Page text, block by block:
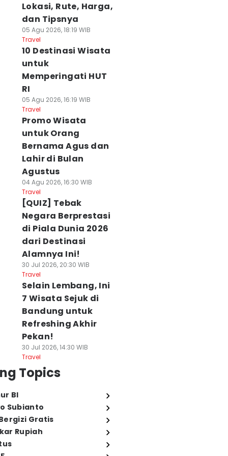
Lokasi, Rute, Harga,
dan Tipsnya
05 Agu 2026, 18:19 WIB
Travel
10 Destinasi Wisata
untuk
Memperingati HUT
RI
05 Agu 2026, 16:19 WIB
Travel
Promo Wisata
untuk Orang
Bernama Agus dan
Lahir di Bulan
Agustus
04 Agu 2026, 16:30 WIB
Travel
[QUIZ] Tebak
Negara Berprestasi
di Piala Dunia 2026
dari Destinasi
Alamnya Ini!
30 Jul 2026, 20:30 WIB
Travel
Selain Lembang, Ini
7 Wisata Sejuk di
Bandung untuk
Refreshing Akhir
Pekan!
30 Jul 2026, 14:30 WIB
Travel
Topics
BI
Subianto
Gratis
Rupiah